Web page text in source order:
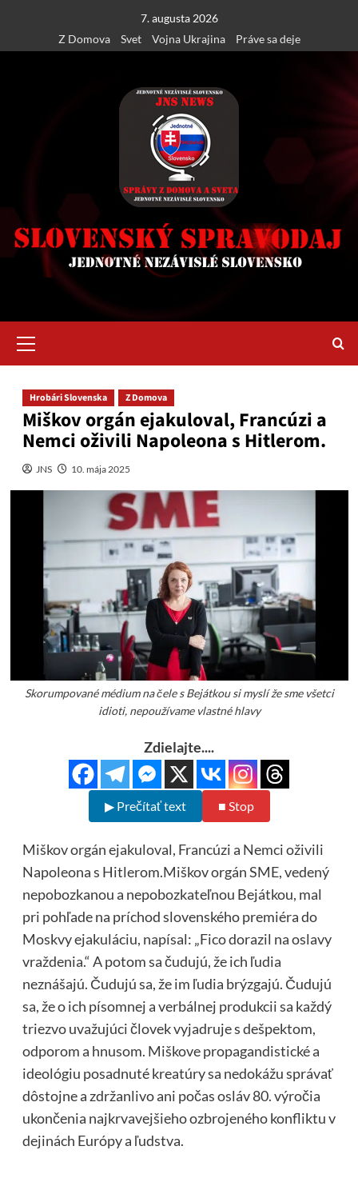
content
7. augusta 2026
Z Domova
Svet Vojna Ukrajina Práve sa deje
Menu
Hrobári Slovenska Z Domova
Miškov orgán ejakuloval, Francúzi a
Nemci oživili Napoleona s Hitlerom.
JNS 10. mája 2025
Skorumpované médium na čele s Bejátkou si myslí že sme všetci
idioti, nepoužívame vlastné hlavy
Zdielajte....
▶ Prečítať text ■ Stop
Miškov orgán ejakuloval, Francúzi a Nemci oživili
Napoleona s Hitlerom.Miškov orgán SME, vedený
nepobozkanou a nepobozkateľnou Bejátkou, mal
pri pohľade na príchod slovenského premiéra do
Moskvy ejakuláciu, napísal: „Fico dorazil na oslavy
vraždenia.“ A potom sa čudujú, že ich ľudia
neznášajú. Čudujú sa, že im ľudia brýzgajú. Čudujú
sa, že o ich písomnej a verbálnej produkcii sa každý
triezvo uvažujúci človek vyjadruje s dešpektom,
odporom a hnusom. Miškove propagandistické a
ideológiu posadnuté kreatúry sa nedokážu správať
dôstojne a zdržanlivo ani počas osláv 80. výročia
ukončenia najkrvavejšieho ozbrojeného konfliktu v
dejinách Európy a ľudstva.